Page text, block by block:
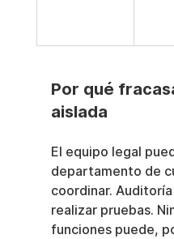
Por qué
aislada
El equipo legal
departamento de
coordinar.
realizar pruebas.
funciones puede,